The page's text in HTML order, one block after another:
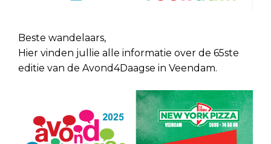
Beste wandelaars,
Hier vinden jullie alle informatie over de 65ste
editie van de Avond4Daagse in Veendam.